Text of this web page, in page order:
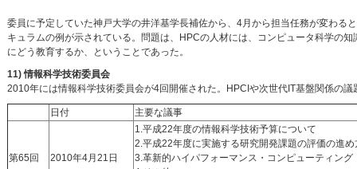
委員に予定していた神戸大学の井洋基学長補佐から、4月から担当任務が変わ
キュラムの例が示されている。問題は、HPCの人材には、コンピュータ科学の
にどう教育するか、ということであった。
11) 情報科学技術委員会
2010年には情報科学技術委員会が4回開催された。HPCIや次世代IT基盤関係の議
日付 主要な議事
第65回 2010年4月21日
1.平成22年度の情報科学技術予算について
2.平成22年度に実施する研究開発課題の評価の進め
3.革新的ハイパフォーマンス・コンピューティン